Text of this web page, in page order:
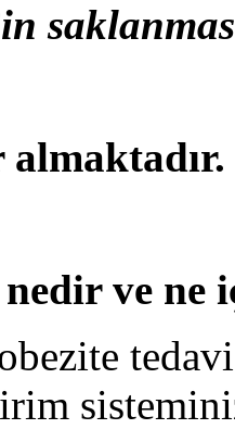
almaktadır.
ve ne